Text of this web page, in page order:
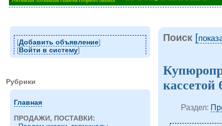
[Добавить объявление]
[Войти в систему]
Рубрики
Главная
ПРОДАЖИ, ПОСТАВКИ:
Поиск [
кассетой
Раздел: